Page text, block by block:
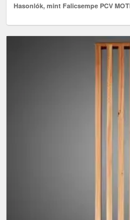
Hasonlók, mint Falicsempe PCV